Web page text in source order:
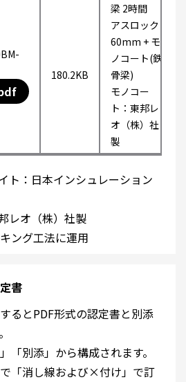
180.2KB
梁 2時間
アスロック
60mm + モ
ノコート(鉄
骨梁)
モノコー
ト：東邦レ
オ（株）社
製
ト：日本インシュレーション
レオ（株）社製
ング工法に運用
書
るとPDF形式の認定書と別添
「別添」から構成されます。
で「消し線および×付け」で訂